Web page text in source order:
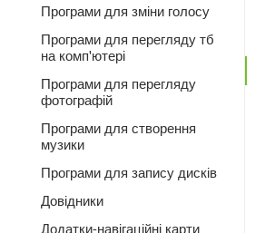
Програми для зміни голосу
Програми для перегляду тб
на комп'ютері
Програми для перегляду
фотографій
Програми для створення
музики
Програми для запису дисків
Довідники
Додатки-навігаційні карти